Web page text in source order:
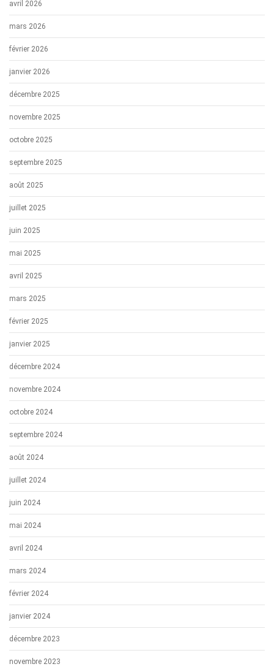
avril 2026
mars 2026
février 2026
janvier 2026
décembre 2025
novembre 2025
octobre 2025
septembre 2025
août 2025
juillet 2025
juin 2025
mai 2025
avril 2025
mars 2025
février 2025
janvier 2025
décembre 2024
novembre 2024
octobre 2024
septembre 2024
août 2024
juillet 2024
juin 2024
mai 2024
avril 2024
mars 2024
février 2024
janvier 2024
décembre 2023
novembre 2023